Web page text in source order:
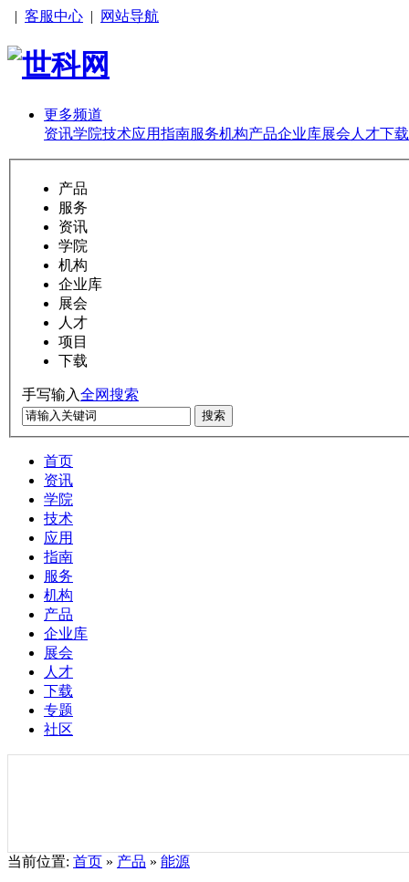
| 客服中心 | 网站导航
更多频道
资讯学院技术应用指南服务机构产品企业库展会 人才下载
产品
服务
资讯
学院
机构
企业库
展会
人才
项目
下载
手写输入全网搜索
搜索
首页
资讯
学院
技术
应用
指南
服务
机构
产品
企业库
展会
人才
下载
专题
社区
当前位置: 首页 » 产品 » 能源